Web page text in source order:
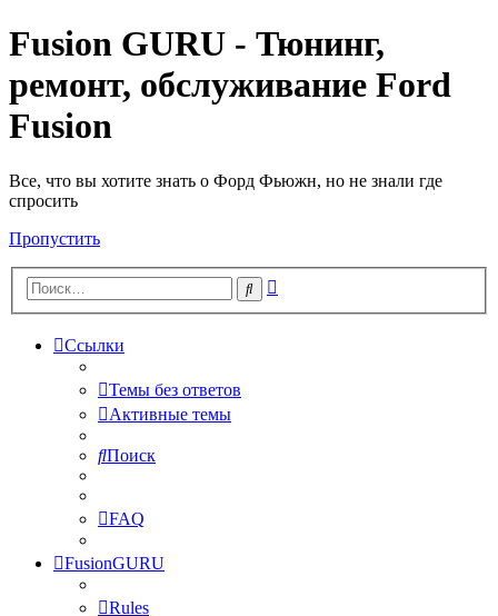
Fusion GURU - Тюнинг,
ремонт, обслуживание Ford
Fusion
Все, что вы хотите знать о Форд Фьюжн, но не знали где
спросить
Пропустить
Поиск
Ссылки
Темы без ответов
Активные темы
Поиск
FAQ
FusionGURU
Rules